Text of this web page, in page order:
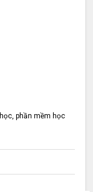
phần mềm học